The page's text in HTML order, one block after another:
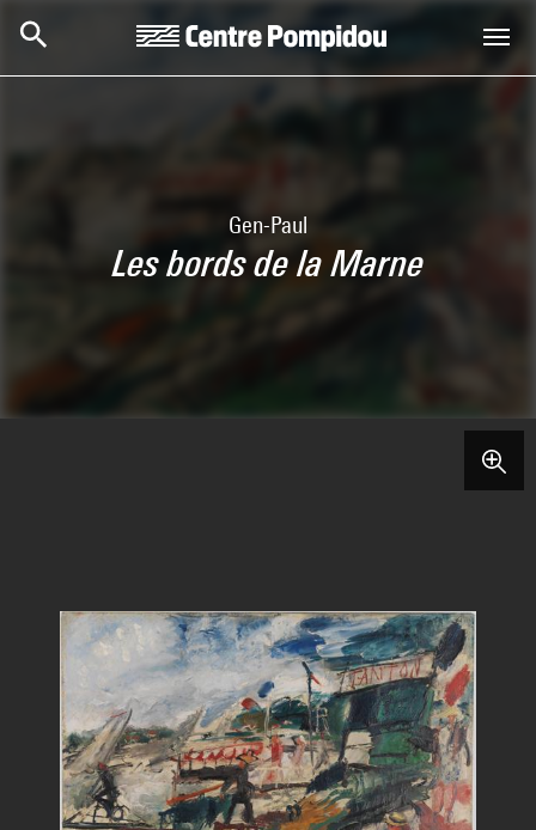
Gen-Paul
Les bords de la Marne